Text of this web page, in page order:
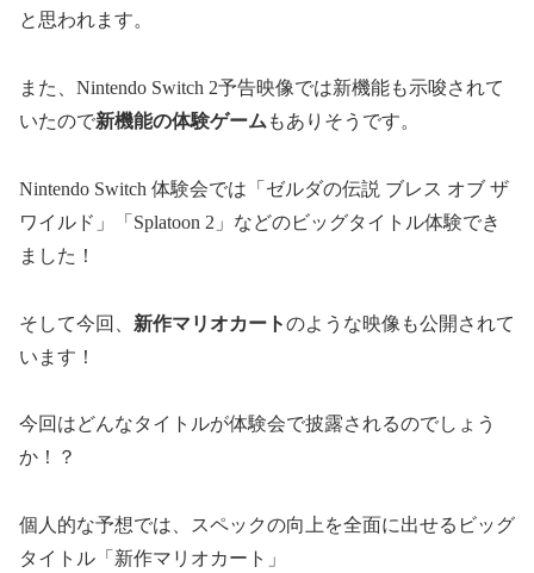
と思われます。
また、Nintendo Switch 2予告映像では新機能も示唆されて
いたので新機能の体験ゲーム もありそうです。
Nintendo Switch 体験会では「ゼルダの伝説 ブレス オブ ザ
ワイルド」「Splatoon 2」などのビッグタイトル体験でき
ました！
そして今回、 新作マリオカートのような映像も公開されて
います！
今回はどんなタイトルが体験会で披露されるのでしょう
か！？
個人的な予想では、スペックの向上を全面に出せるビッグ
タイトル「新作マリオカート」